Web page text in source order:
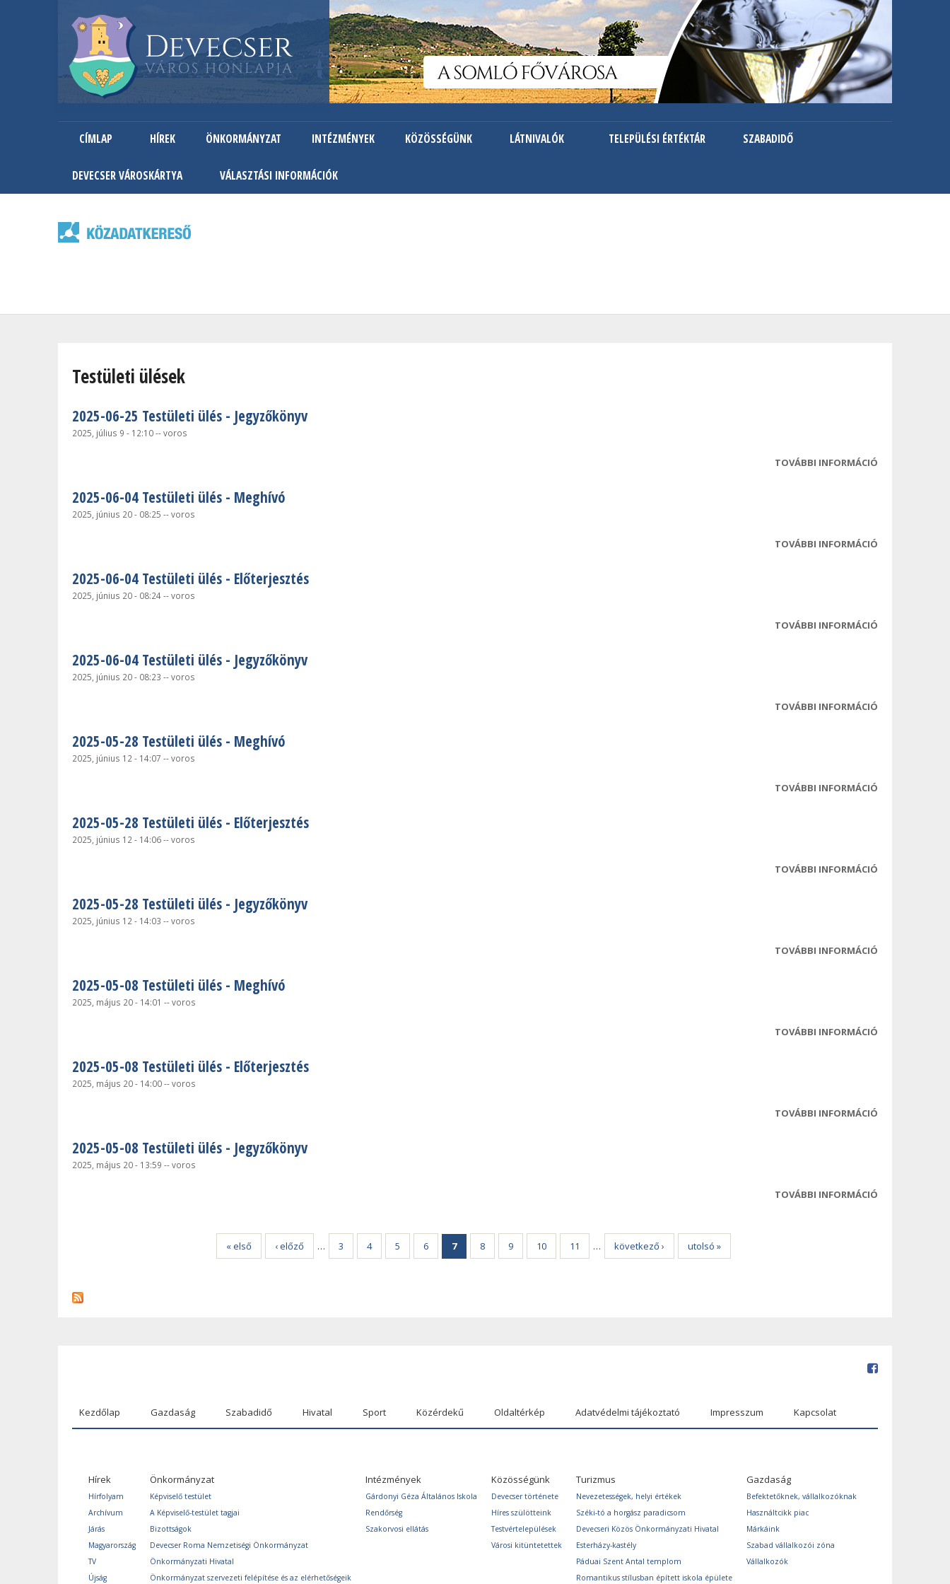
Ugrás
a
tartalomra
CÍMLAP HÍREK ÖNKORMÁNYZAT INTÉZMÉNYEK KÖZÖSSÉGÜNK LÁTNIVALÓK TELEPÜLÉSI ÉRTÉKTÁR SZABADIDŐ
DEVECSER VÁROSKÁRTYA VÁLASZTÁSI INFORMÁCIÓK
Testületi ülések
2025-06-25 Testületi ülés - Jegyzőkönyv
2025, július 9 - 12:10--voros
TOVÁBBI INFORMÁCIÓ
2025-06-04 Testületi ülés - Meghívó
2025, június 20 - 08:25 --voros
TOVÁBBI INFORMÁCIÓ
2025-06-04 Testületi ülés - Előterjesztés
2025, június 20 - 08:24--voros
TOVÁBBI INFORMÁCIÓ
2025-06-04 Testületi ülés - Jegyzőkönyv
2025, június 20 - 08:23 --voros
TOVÁBBI INFORMÁCIÓ
2025-05-28 Testületi ülés - Meghívó
2025, június 12 - 14:07 --voros
TOVÁBBI INFORMÁCIÓ
2025-05-28 Testületi ülés - Előterjesztés
2025, június 12 - 14:06--voros
TOVÁBBI INFORMÁCIÓ
2025-05-28 Testületi ülés - Jegyzőkönyv
2025, június 12 - 14:03 --voros
TOVÁBBI INFORMÁCIÓ
2025-05-08 Testületi ülés - Meghívó
2025, május 20 - 14:01 --voros
TOVÁBBI INFORMÁCIÓ
2025-05-08 Testületi ülés - Előterjesztés
2025, május 20 - 14:00--voros
TOVÁBBI INFORMÁCIÓ
2025-05-08 Testületi ülés - Jegyzőkönyv
2025, május 20 - 13:59 --voros
TOVÁBBI INFORMÁCIÓ
« első ‹ előző … 3 4 5 6 7 8 9 10 11 … következő › utolsó »
Kezdőlap Gazdaság Szabadidő Hivatal Sport Közérdekű Oldaltérkép Adatvédelmi tájékoztató Impresszum Kapcsolat
Hírek
Hírfolyam
Archívum
Járás
Magyarország
TV
Újság
Önkormányzat
Képviselő testület
A Képviselő-testület tagjai
Bizottságok
Devecser Roma Nemzetiségi Önkormányzat
Önkormányzati Hivatal
Önkormányzat szervezeti felépítése és az elérhetőségeik
Intézmények
Gárdonyi Géza Általános Iskola
Rendőrség
Szakorvosi ellátás
Közösségünk
Devecser története
Híres szülötteink
Testvértelepülések
Városi kitüntetettek
Turizmus
Nevezetességek, helyi értékek
Széki-tó a horgász paradicsom
Devecseri Közös Önkormányzati Hivatal
Esterházy-kastély
Páduai Szent Antal templom
Romantikus stílusban épített iskola épülete
Gazdaság
Befektetőknek, vállalkozóknak
Használtcikk piac
Márkáink
Szabad vállalkozói zóna
Vállalkozók